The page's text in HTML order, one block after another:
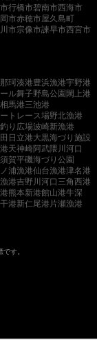
行橋市碧南市西海市
市赤穂市屋久島町
市宗像市諫早市西宮市
那珂湊港豊浜漁港宇野港
ル舞子野島公園 閖上港
相馬港三池港
トレース場野北漁港
り広場波崎新漁港
日立港大黒海づり施設
天神崎 阿武隈川河口
賀平磯海づり公園
浦漁港仙台漁港津名港
港吉野川河口 三角西港
熊本新港館山港牛深
港新仁尾港 片瀬漁港
す。